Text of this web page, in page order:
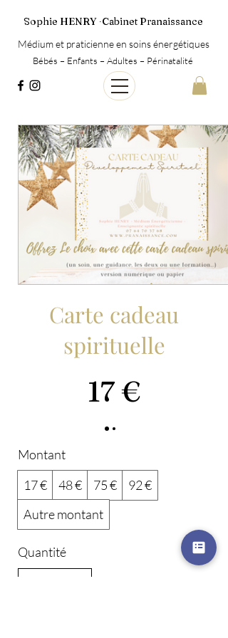
Sophie HENRY ∙Cabinet Pranaissance
Médium et praticienne en soins énergétiques
Bébés – Enfants – Adultes – Périnatalité
Carte cadeau
spirituelle
17 €
Montant
17 €
48 € 75 €
92 €
Autre montant
Quantité